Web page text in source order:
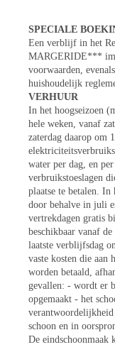
SPECIALE
Een verblijf in het
MARGERIDE***
voorwaarden,
huishoudelijk
VERHUUR
In het hoogseizoen
hele weken, vanaf
zaterdag daarop om
water per dag, en
verbruikstoeslagen
plaatse te betalen. In
door behalve in juli
vertrekdagen gratis
beschikbaar vanaf
laatste verblijfsdag
vaste kosten die aan
worden betaald,
gevallen: - wordt er
opgemaakt - het
verantwoordelijkheid
schoon en in
De eindschoonmaak